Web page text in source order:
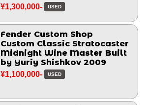
¥1,300,000- USED
Fender Custom Shop
Custom Classic Stratocaster
Midnight Wine Master Built
by Yuriy Shishkov 2009
¥1,100,000- USED